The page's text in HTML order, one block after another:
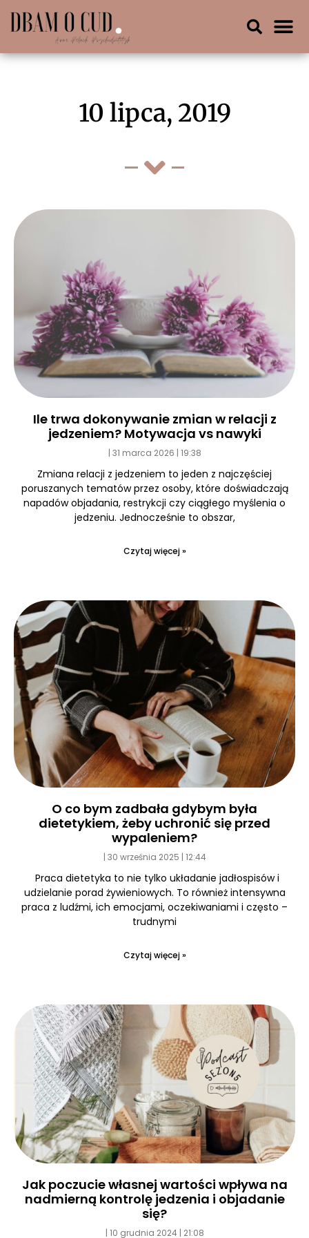
10 lipca, 2019
Ile trwa dokonywanie zmian w relacji z
jedzeniem? Motywacja vs nawyki
31 marca 2026 19:38
Zmiana relacji z jedzeniem to jeden z najczęściej
poruszanych tematów przez osoby, które doświadczają
napadów objadania, restrykcji czy ciągłego myślenia o
jedzeniu. Jednocześnie to obszar,
Czytaj więcej »
O co bym zadbała gdybym była
dietetykiem, żeby uchronić się przed
wypaleniem?
30 września 2025 12:44
Praca dietetyka to nie tylko układanie jadłospisów i
udzielanie porad żywieniowych. To również intensywna
praca z ludźmi, ich emocjami, oczekiwaniami i często –
trudnymi
Czytaj więcej »
Jak poczucie własnej wartości wpływa na
nadmierną kontrolę jedzenia i objadanie
się?
10 grudnia 2024 21:08